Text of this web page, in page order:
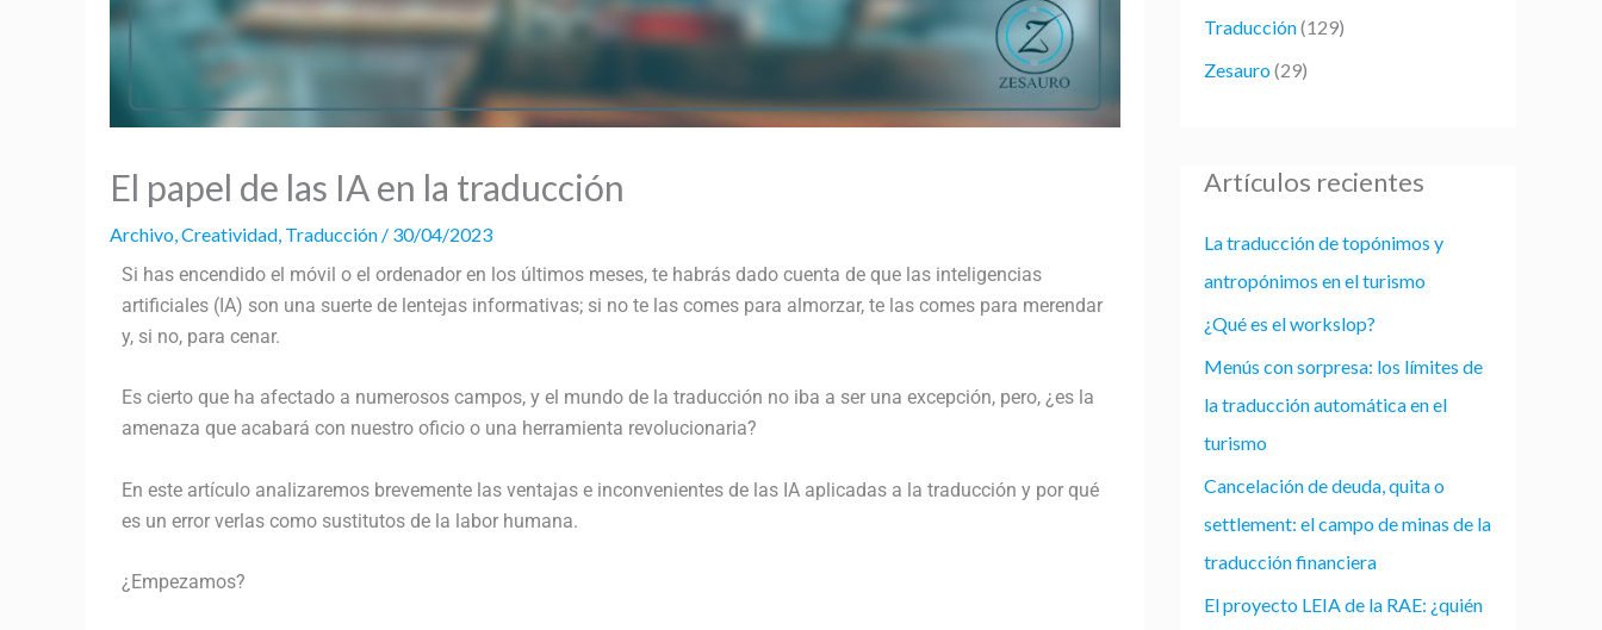
El papel de las IA en la traducción
Archivo Creatividad Traducción / 30/04/2023
Si has encendido el móvil o el ordenador en los últimos meses, te habrás dado cuenta de que las inteligencias
artificiales (IA) son una suerte de lentejas informativas; si no te las comes para almorzar, te las comes para merendar
y, si no, para cenar.
Es cierto que ha afectado a numerosos campos, y el mundo de la traducción no iba a ser una excepción, pero, ¿es la
amenaza que acabará con nuestro oficio o una herramienta revolucionaria?
En este artículo analizaremos brevemente las ventajas e inconvenientes de las IA aplicadas a la traducción y por qué
es un error verlas como sustitutos de la labor humana.
¿Empezamos?
Traducción(129)
Zesauro(29)
Artículos recientes
La traducción de topónimos y
antropónimos en el turismo
¿Qué es el workslop?
Menús con sorpresa: los límites de
la traducción automática en el
turismo
Cancelación de deuda, quita o
settlement: el campo de minas de la
traducción financiera
El proyecto LEIA de la RAE: ¿quién